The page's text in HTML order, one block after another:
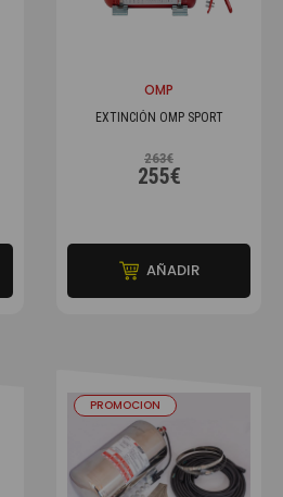
OMP
EXTINCIÓN OMP SPORT
263€
255€
AÑADIR
PROMOCION